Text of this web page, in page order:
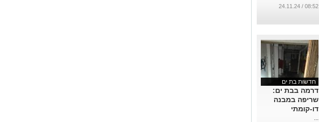
08:52 / 24.11.24
חדשות בת ים
דרמה בבת ים:
שריפה במבנה
דו-קומתי
...